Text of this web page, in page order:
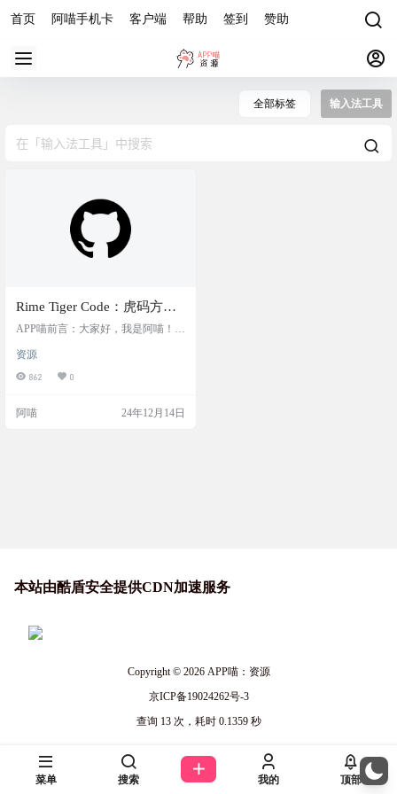
首页 阿喵手机卡 客户端 帮助 签到 赞助
全部标签 输入法工具
Rime Tiger Code：虎码方案
重写，多功能输入法工具，
字、打词、整句输入，适配
macOS 鼠须管和 iOS 仓输入
APP喵前言：大家好，我是阿喵！今
入法工具——Rime Tiger Code。这是
一个虎码方案重写项目，不仅集成
布局。它提供了通配符、计算器、
资源
862 0
阿喵 24年12月14日
本站由酷盾安全提供CDN加速服务
Copyright © 2026APP喵：资源
京ICP备19024262号-3
查询 13 次，耗时 0.1359 秒
菜单 搜索 我的 顶部